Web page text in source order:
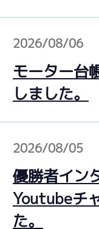
2026/08/06
モーター台
しました。
2026/08/05
優勝者イン
Youtubeチ
た。